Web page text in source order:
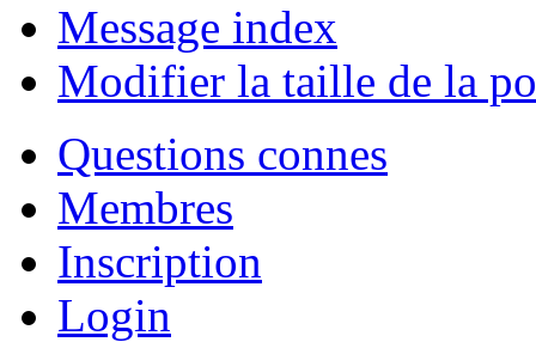
Message index
Modifier la taille de la
Questions connes
Membres
Inscription
Login